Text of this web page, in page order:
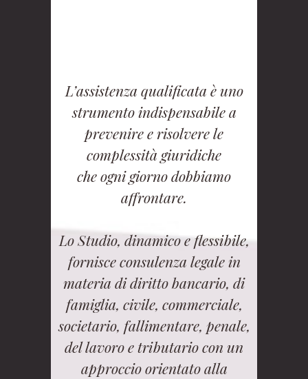
L’assistenza qualificata è uno
strumento indispensabile a
prevenire e risolvere le
complessità giuridiche
che ogni giorno dobbiamo
affrontare.
Lo Studio, dinamico e flessibile,
fornisce consulenza legale in
materia di diritto bancario, di
famiglia, civile, commerciale,
societario, fallimentare, penale,
del lavoro e tributario con un
approccio orientato alla